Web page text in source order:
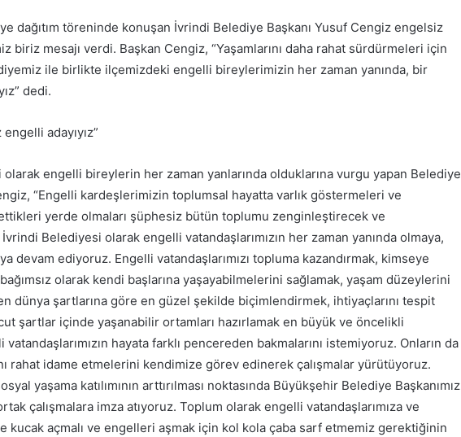
dağıtım töreninde konuşan İvrindi Belediye Başkanı Yusuf Cengiz engelsiz
biriz mesajı verdi. Başkan Cengiz, “Yaşamlarını daha rahat sürdürmeleri için
ile birlikte ilçemizdeki engelli bireylerimizin her zaman yanında, bir
dedi.
adayıyız”
engelli bireylerin her zaman yanlarında olduklarına vurgu yapan Belediye
“Engelli kardeşlerimizin toplumsal hayatta varlık göstermeleri ve
yerde olmaları şüphesiz bütün toplumu zenginleştirecek ve
Belediyesi olarak engelli vatandaşlarımızın her zaman yanında olmaya,
devam ediyoruz. Engelli vatandaşlarımızı topluma kazandırmak, kimseye
olarak kendi başlarına yaşayabilmelerini sağlamak, yaşam düzeylerini
dünya şartlarına göre en güzel şekilde biçimlendirmek, ihtiyaçlarını tespit
şartlar içinde yaşanabilir ortamları hazırlamak en büyük ve öncelikli
hayata farklı pencereden bakmalarını istemiyoruz. Onların da
rahat idame etmelerini kendimize görev edinerek çalışmalar yürütüyoruz.
yaşama katılımının arttırılması noktasında Büyükşehir Belediye Başkanımız
çalışmalara imza atıyoruz. Toplum olarak engelli vatandaşlarımıza ve
kucak açmalı ve engelleri aşmak için kol kola çaba sarf etmemiz gerektiğinin